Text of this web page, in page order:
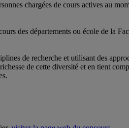
chargées de cours actives au
des départements ou école de la
de recherche et utilisant des
de cette diversité et en tient